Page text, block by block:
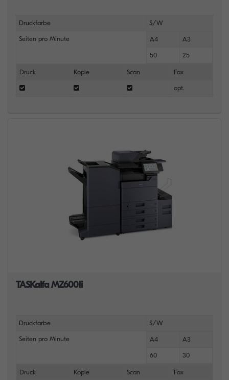
Druckfarbe S/W
Seiten pro Minute A4 A3
50 25
Druck Kopie Scan Fax
opt.
TASKalfa MZ6001i
Druckfarbe S/W
Seiten pro Minute A4 A3
60 30
Druck Kopie Scan Fax